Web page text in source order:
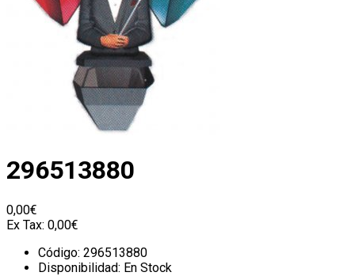
296513880
0,00€
Ex Tax: 0,00€
Código: 296513880
Disponibilidad: En Stock